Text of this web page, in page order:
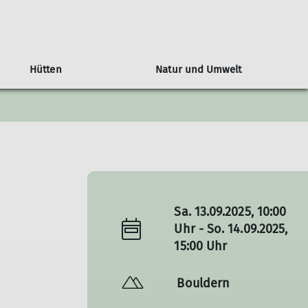
Mitgliedschaft
Info's zur Mitgliedschaft
Tourenübersicht
Monday-Monkeys
Hütten
Hauerseehütte
Natur und Umwelt
Ludwigsburger Hütte Orchideenweg
Sa. 13.09.2025, 10:00
Uhr - So. 14.09.2025,
15:00 Uhr
Bouldern